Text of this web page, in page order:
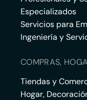
Especializados
Servicios para
Ingeniería y
COMPRAS,
Tiendas y
Hogar,